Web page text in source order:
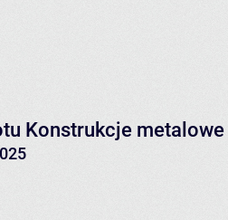
Konstrukcje